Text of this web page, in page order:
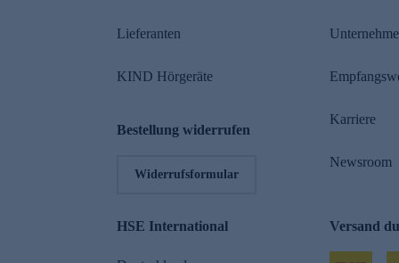
Lieferanten
KIND Hörgeräte
Bestellung widerrufen
Widerrufsformular
Karriere
Newsroom
HSE International Versand